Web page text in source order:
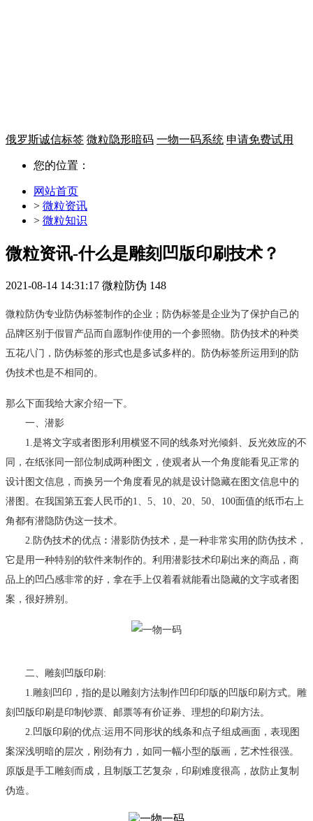
俄罗斯诚信标签 微粒隐形暗码 一物一码系统 申请免费试用
您的位置：
网站首页
> 微粒资讯
> 微粒知识
微粒资讯-什么是雕刻凹版印刷技术？
2021-08-14 14:31:17 微粒防伪 148
微粒防伪专业防伪标签制作的企业；防伪标签是企业为了保护自己的
品牌区别于假冒产品而自愿制作使用的一个参照物。防伪技术的种类
五花八门，防伪标签的形式也是多试多样的。防伪标签所运用到的防
伪技术也是不相同的。
那么下面我给大家介绍一下。
一、 潜影
1.是将文字或者图形利用横竖不同的线条对光倾斜、反光效应的不
同，在纸张同一部位制成两种图文，使观者从一个角度能看见正常的
设计图文信息，而换另一个角度看见的就是设计隐藏在图文信息中的
潜图。在我国第五套人民币的1、5、10、20、50、100面值的纸币右上
角都有潜隐防伪这一技术。
2.防伪技术的优点︰潜影防伪技术，是一种非常实用的防伪技术，
它是用一种特别的软件来制作的。利用潜影技术印刷出来的商品，商
品上的凹凸感非常的好，拿在手上仅着看就能看出隐藏的文字或者图
案，很好辨别。
二、
雕刻凹版印刷:
1.雕刻凹印，指的是以雕刻方法制作凹印印版的凹版印刷方式。雕
刻凹版印刷是印制钞票、邮票等有价证券、理想的印刷方法。
2.凹版印刷的优点:运用不同形状的线条和点子组成画面，表现图
案深浅明暗的层次，刚劲有力，如同一幅小型的版画，艺术性很强。
原版是手工雕刻而成，且制版工艺复杂，印刷难度很高，故防止复制
伪造。